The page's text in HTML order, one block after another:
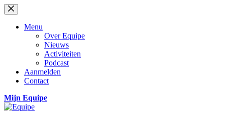
Ga
naar
Menu
Over Equipe
Nieuws
Activiteiten
Podcast
Aanmelden
Contact
Mijn Equipe